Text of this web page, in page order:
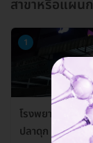
สาขาหรือแผน
1
โรงพยาบาลสัตว์
ปลาดุก